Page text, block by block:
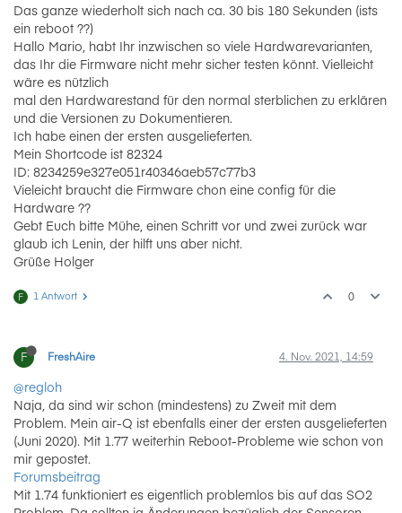
Das ganze wiederholt sich nach ca. 30 bis 180 Sekunden (ists
ein reboot ??)
Hallo Mario, habt Ihr inzwischen so viele Hardwarevarianten,
das Ihr die Firmware nicht mehr sicher testen könnt. Vielleicht
wäre es nützlich
mal den Hardwarestand für den normal sterblichen zu erklären
und die Versionen zu Dokumentieren.
Ich habe einen der ersten ausgelieferten.
Mein Shortcode ist 82324
ID: 8234259e327e051r40346aeb57c77b3
Vieleicht braucht die Firmware chon eine config für die
Hardware ??
Gebt Euch bitte Mühe, einen Schritt vor und zwei zurück war
glaub ich Lenin, der hilft uns aber nicht.
Grüße Holger
F 1 Antwort 0
F FreshAire 4. Nov. 2021, 14:59
@regloh
Naja, da sind wir schon (mindestens) zu Zweit mit dem
Problem. Mein air-Q ist ebenfalls einer der ersten ausgelieferten
(Juni 2020). Mit 1.77 weiterhin Reboot-Probleme wie schon von
mir gepostet.
Forumsbeitrag
Mit 1.74 funktioniert es eigentlich problemlos bis auf das SO2